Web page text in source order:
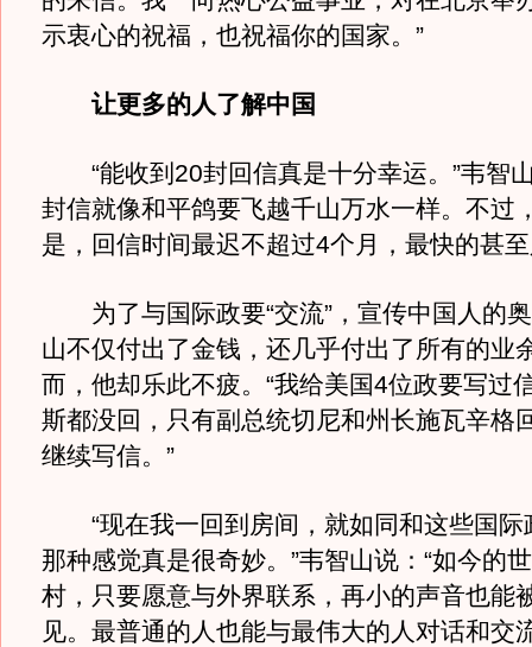
示衷心的祝福，也祝福你的国家。”
让更多的人了解中国
“能收到20封回信真是十分幸运。”韦智
封信就像和平鸽要飞越千山万水一样。不过
是，回信时间最迟不超过4个月，最快的甚
为了与国际政要“交流”，宣传中国人的
山不仅付出了金钱，还几乎付出了所有的业
而，他却乐此不疲。“我给美国4位政要写过
斯都没回，只有副总统切尼和州长施瓦辛格
继续写信。”
“现在我一回到房间，就如同和这些国际
那种感觉真是很奇妙。”韦智山说：“如今的
村，只要愿意与外界联系，再小的声音也能
见。最普通的人也能与最伟大的人对话和交